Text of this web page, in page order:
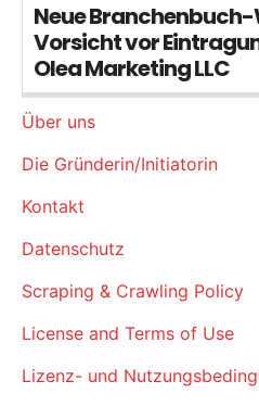
Neue Branchenbuch-
Vorsicht vor
Olea Marketing LLC
Über uns
Die Gründerin/Initiatorin
Kontakt
Datenschutz
Scraping & Crawling Policy
License and Terms of Use
Lizenz- und